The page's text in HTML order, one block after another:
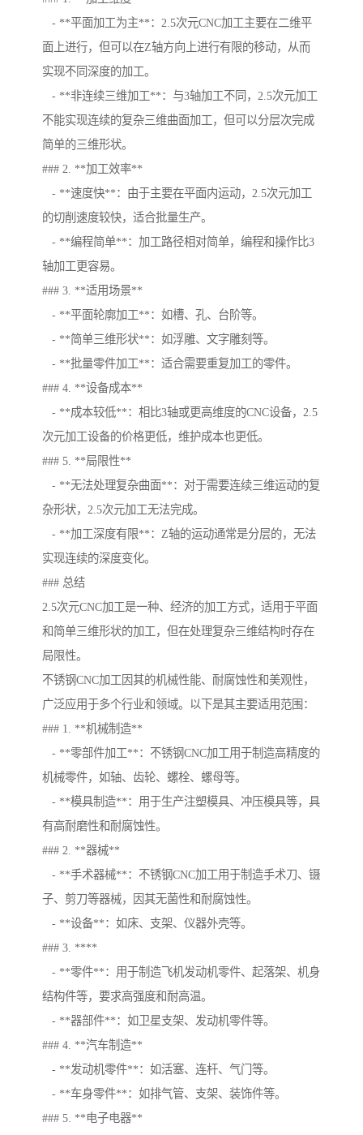
- **平面加工为主**：2.5次元CNC加工主要在二维平
面上进行，但可以在Z轴方向上进行有限的移动，从而
实现不同深度的加工。
- **非连续三维加工**：与3轴加工不同，2.5次元加工
不能实现连续的复杂三维曲面加工，但可以分层次完成
简单的三维形状。
### 2. **加工效率**
- **速度快**：由于主要在平面内运动，2.5次元加工
的切削速度较快，适合批量生产。
- **编程简单**：加工路径相对简单，编程和操作比3
轴加工更容易。
### 3. **适用场景**
- **平面轮廓加工**：如槽、孔、台阶等。
- **简单三维形状**：如浮雕、文字雕刻等。
- **批量零件加工**：适合需要重复加工的零件。
### 4. **设备成本**
- **成本较低**：相比3轴或更高维度的CNC设备，2.5
次元加工设备的价格更低，维护成本也更低。
### 5. **局限性**
- **无法处理复杂曲面**：对于需要连续三维运动的复
杂形状，2.5次元加工无法完成。
- **加工深度有限**：Z轴的运动通常是分层的，无法
实现连续的深度变化。
### 总结
2.5次元CNC加工是一种、经济的加工方式，适用于平面
和简单三维形状的加工，但在处理复杂三维结构时存在
局限性。
不锈钢CNC加工因其的机械性能、耐腐蚀性和美观性，
广泛应用于多个行业和领域。以下是其主要适用范围：
### 1. **机械制造**
- **零部件加工**：不锈钢CNC加工用于制造高精度的
机械零件，如轴、齿轮、螺栓、螺母等。
- **模具制造**：用于生产注塑模具、冲压模具等，具
有高耐磨性和耐腐蚀性。
### 2. **器械**
- **手术器械**：不锈钢CNC加工用于制造手术刀、镊
子、剪刀等器械，因其无菌性和耐腐蚀性。
- **设备**：如床、支架、仪器外壳等。
### 3. ****
- **零件**：用于制造飞机发动机零件、起落架、机身
结构件等，要求高强度和耐高温。
- **器部件**：如卫星支架、发动机零件等。
### 4. **汽车制造**
- **发动机零件**：如活塞、连杆、气门等。
- **车身零件**：如排气管、支架、装饰件等。
### 5. **电子电器**